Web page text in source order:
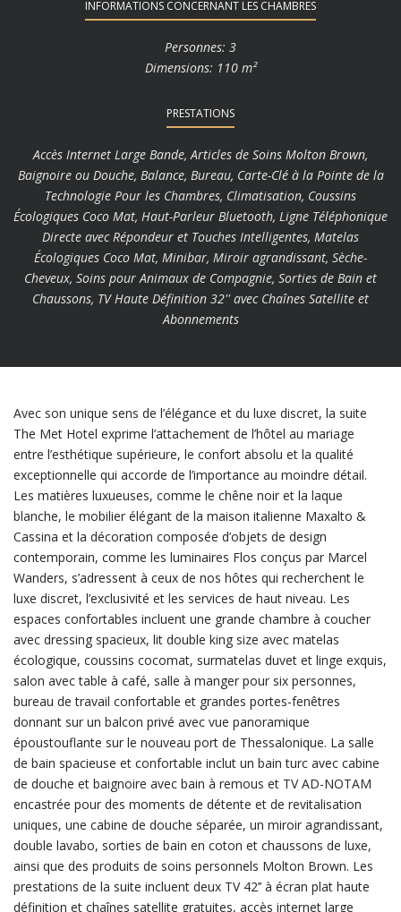
INFORMATIONS CONCERNANT LES CHAMBRES
Personnes: 3
Dimensions: 110 m²
PRESTATIONS
Accès Internet Large Bande, Articles de Soins Molton Brown,
Baignoire ou Douche, Balance, Bureau, Carte-Clé à la Pointe de la
Technologie Pour les Chambres, Climatisation, Coussins
Écologiques Coco Mat, Haut-Parleur Bluetooth, Ligne Téléphonique
Directe avec Répondeur et Touches Intelligentes, Matelas
Écologiques Coco Mat, Minibar, Miroir agrandissant, Sèche-
Cheveux, Soins pour Animaux de Compagnie, Sorties de Bain et
Chaussons, TV Haute Définition 32'' avec Chaînes Satellite et
Abonnements
Avec son unique sens de l’élégance et du luxe discret, la suite
The Met Hotel exprime l’attachement de l’hôtel au mariage
entre l’esthétique supérieure, le confort absolu et la qualité
exceptionnelle qui accorde de l’importance au moindre détail.
Les matières luxueuses, comme le chêne noir et la laque
blanche, le mobilier élégant de la maison italienne Maxalto &
Cassina et la décoration composée d’objets de design
contemporain, comme les luminaires Flos conçus par Marcel
Wanders, s’adressent à ceux de nos hôtes qui recherchent le
luxe discret, l’exclusivité et les services de haut niveau. Les
espaces confortables incluent une grande chambre à coucher
avec dressing spacieux, lit double king size avec matelas
écologique, coussins cocomat, surmatelas duvet et linge exquis,
salon avec table à café, salle à manger pour six personnes,
bureau de travail confortable et grandes portes-fenêtres
donnant sur un balcon privé avec vue panoramique
époustouflante sur le nouveau port de Thessalonique. La salle
de bain spacieuse et confortable inclut un bain turc avec cabine
de douche et baignoire avec bain à remous et TV AD-NOTAM
encastrée pour des moments de détente et de revitalisation
uniques, une cabine de douche séparée, un miroir agrandissant,
double lavabo, sorties de bain en coton et chaussons de luxe,
ainsi que des produits de soins personnels Molton Brown. Les
prestations de la suite incluent deux TV 42’’ à écran plat haute
définition et chaînes satellite gratuites, accès internet large